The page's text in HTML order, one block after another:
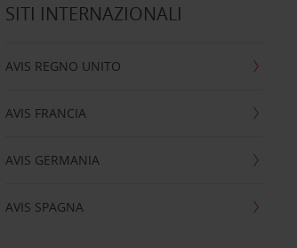
SITI INTERNAZIONALI
AVIS REGNO UNITO
AVIS FRANCIA
AVIS GERMANIA
AVIS SPAGNA